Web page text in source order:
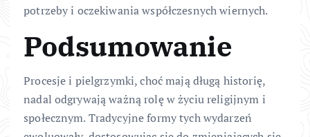
potrzeby i oczekiwania współczesnych wiernych.
Podsumowanie
Procesje i pielgrzymki, choć mają długą historię,
nadal odgrywają ważną rolę w życiu religijnym i
społecznym. Tradycyjne formy tych wydarzeń